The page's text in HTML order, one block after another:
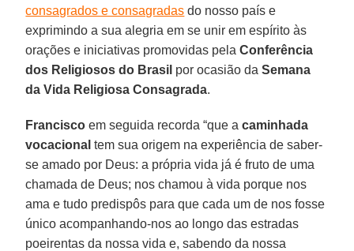
consagrados e consagradas do nosso país e
exprimindo a sua alegria em se unir em espírito às
orações e iniciativas promovidas pelaConferência
dos Religiosos do Brasil por ocasião daSemana
da Vida Religiosa Consagrada.
Francisco em seguida recorda “que acaminhada
vocacional tem sua origem na experiência de saber-
se amado por Deus: a própria vida já é fruto de uma
chamada de Deus; nos chamou à vida porque nos
ama e tudo predispôs para que cada um de nos fosse
único acompanhando-nos ao longo das estradas
poeirentas da nossa vida e, sabendo da nossa